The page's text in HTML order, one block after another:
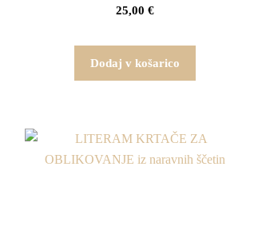
25,00€
Dodaj v košarico